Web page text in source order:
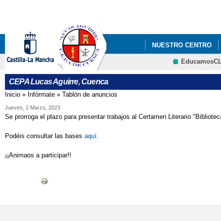
NUESTRO CENTRO
AULA MENTOR
CEPA Lucas Aguirre, Cuenca
Se encuentra usted aquí
Inicio » Infórmate » Tablón de anuncios
Jueves, 2 Marzo, 2023
Se prorroga el plazo para presentar trabajos al Certamen Literario
Podéis consultar las bases aquí
¡¡Animaos a participar!!